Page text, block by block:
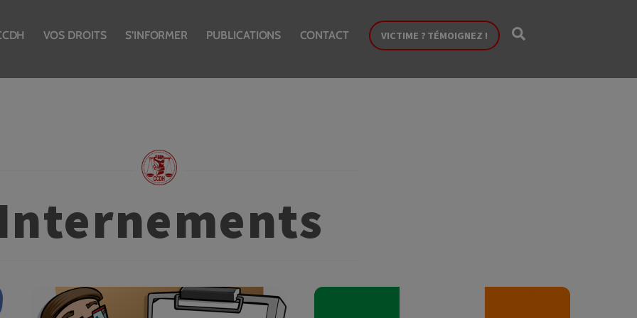
VOS DROITS S’INFORMER PUBLICATIONS CONTACT VICTIME ? TÉMOIGNEZ !